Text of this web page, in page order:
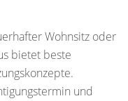
Wohnsitz oder
bietet beste
und